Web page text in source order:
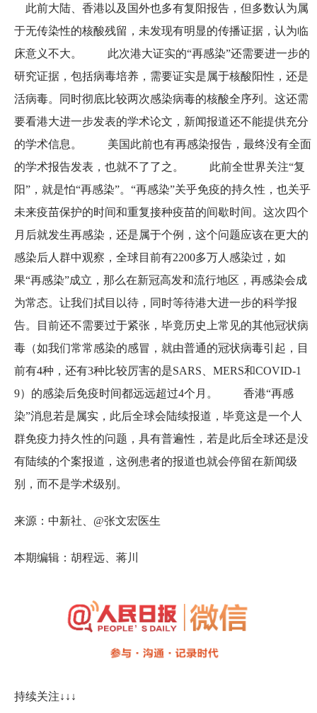
此前大陆、香港以及国外也多有复阳报告，但多数认为属
于无传染性的核酸残留，未发现有明显的传播证据，认为临
床意义不大。 此次港大证实的“再感染”还需要进一步的
研究证据，包括病毒培养，需要证实是属于核酸阳性，还是
活病毒。同时彻底比较两次感染病毒的核酸全序列。这还需
要看港大进一步发表的学术论文，新闻报道还不能提供充分
的学术信息。 美国此前也有再感染报告，最终没有全面
的学术报告发表，也就不了了之。 此前全世界关注“复
阳”，就是怕“再感染”。“再感染”关乎免疫的持久性，也关乎
未来疫苗保护的时间和重复接种疫苗的间歇时间。这次四个
月后就发生再感染，还是属于个例，这个问题应该在更大的
感染后人群中观察，全球目前有2200多万人感染过，如
果“再感染”成立，那么在新冠高发和流行地区，再感染会成
为常态。让我们拭目以待，同时等待港大进一步的科学报
告。目前还不需要过于紧张，毕竟历史上常见的其他冠状病
毒（如我们常常感染的感冒，就由普通的冠状病毒引起，目
前有4种，还有3种比较厉害的是SARS、MERS和COVID-1
9）的感染后免疫时间都远远超过4个月。 香港“再感
染”消息若是属实，此后全球会陆续报道，毕竟这是一个人
群免疫力持久性的问题，具有普遍性，若是此后全球还是没
有陆续的个案报道，这例患者的报道也就会停留在新闻级
别，而不是学术级别。
来源：中新社、@张文宏医生
本期编辑：胡程远、蒋川
持续关注↓↓↓